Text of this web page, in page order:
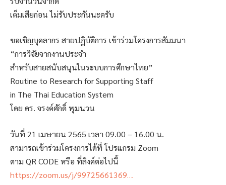
เต็มเสียก่อน ไม่รับประกันนะครับ
ขอเชิญบุคลากร สายปฏิบัติการ เข้าร่วมโครงการสัมมนา
“การวิจัยจากงานประจำ
สำหรับสายสนับสนุนในระบบการศึกษาไทย”
Routine to Research for Supporting Staff
in The Thai Education System
โดย ดร. จรงค์ศักดิ์ พุมนวน
วันที่ 21 เมษายน 2565 เวลา 09.00 – 16.00 น.
สามารถเข้าร่วมโครงการได้ที่ โปรแกรม Zoom
ตาม QR CODE หรือ ที่ลิงค์ต่อไปนี้
https://zoom.us/j/99725661369…